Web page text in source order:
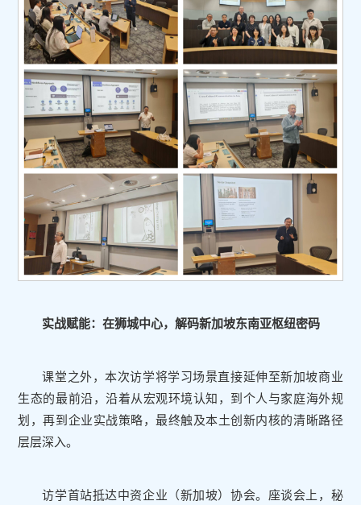
实战赋能：在狮城中心，解码新加坡东南亚枢纽密码
课堂之外，本次访学将学习场景直接延伸至新加坡商业
生态的最前沿，沿着从宏观环境认知，到个人与家庭海外规
划，再到企业实战策略，最终触及本土创新内核的清晰路径
层层深入。
访学首站抵达中资企业（新加坡）协会。座谈会上，秘